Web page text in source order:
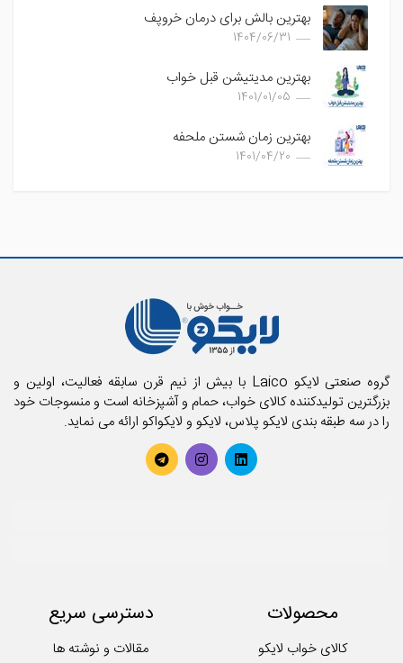
بهترین بالش برای درمان خروپف
1404/06/31
بهترین مدیتیشن قبل خواب
1401/01/05
بهترین زمان شستن ملحفه
1401/04/20
گروه صنعتی لایکو Laico با بیش از نیم قرن سابقه فعالیت، اولین و
بزرگترین تولیدکننده کالای خواب، حمام و آشپزخانه است و منسوجات خود
را در سه طبقه بندی لایکو پلاس، لایکو و لایکواکو ارائه می نماید.
محصولات
کالای خواب لایکو
دسترسی سریع
مقالات و نوشته ها